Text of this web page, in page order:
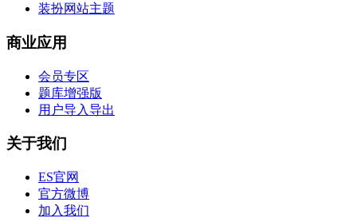
装扮网站主题
商业应用
会员专区
题库增强版
用户导入导出
关于我们
ES官网
官方微博
加入我们